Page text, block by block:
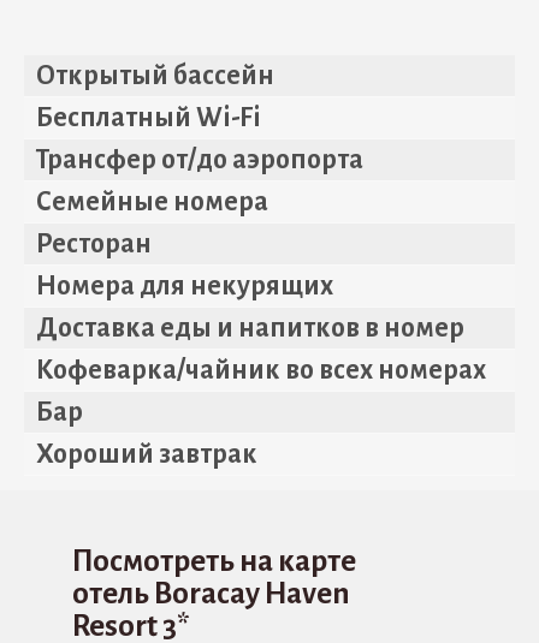
Открытый бассейн
Бесплатный Wi-Fi
Трансфер от/до аэропорта
Семейные номера
Ресторан
Номера для некурящих
Доставка еды и напитков в номер
Кофеварка/чайник во всех номерах
Бар
Хороший завтрак
Посмотреть на карте
отель Boracay Haven
Resort 3*